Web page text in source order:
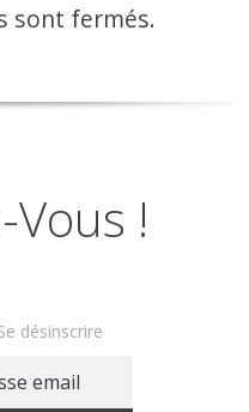
sont fermés.
!
désinscrire